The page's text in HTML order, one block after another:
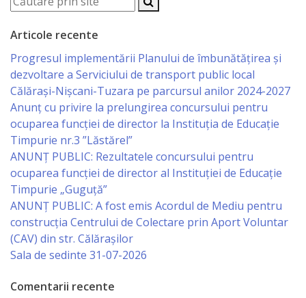
Specialist
în
Construcţii,
Gospodărie
Comunală
şi
Drumuri
Specialist
în
Problemele
Antreprenoriat,
Articole recente
Progresul implementării Planului de îmbunătățirea și
dezvoltare a Serviciului de transport public local
Călărași-Nișcani-Tuzara pe parcursul anilor 2024-2027
Anunț cu privire la prelungirea concursului pentru
ocuparea funcţiei de director la Instituția de Educație
Timpurie nr.3 ”Lăstărel”
ANUNȚ PUBLIC: Rezultatele concursului pentru
ocuparea funcției de director al Instituției de Educație
Timpurie „Guguță”
ANUNȚ PUBLIC: A fost emis Acordul de Mediu pentru
construcția Centrului de Colectare prin Aport Voluntar
(CAV) din str. Călărașilor
Sala de sedinte 31-07-2026
Comentarii recente